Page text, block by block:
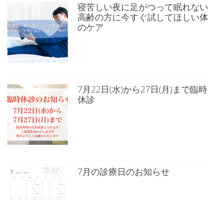
寝苦しい夜に足がつって眠れない
高齢の方に今すぐ試してほしい体
のケア
7月22日(水)から27日(月)まで臨時
休診
7月の診療日のお知らせ